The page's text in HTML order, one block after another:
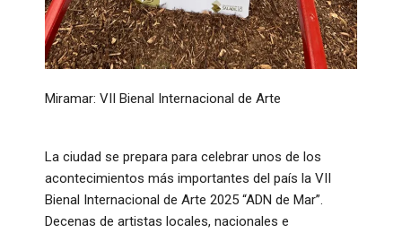
Miramar: VII Bienal Internacional de Arte
La ciudad se prepara para celebrar unos de los
acontecimientos más importantes del país la VII
Bienal Internacional de Arte 2025 “ADN de Mar”.
Decenas de artistas locales, nacionales e